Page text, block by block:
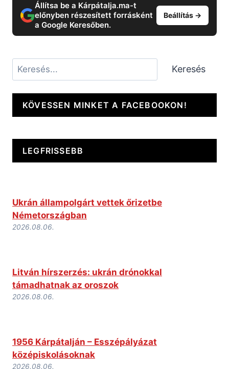
Állítsa be a Kárpátalja.ma-t
előnyben részesített forrásként
a Google Keresőben.
Beállítás →
Keresés Keresés
KÖVESSEN MINKET A FACEBOOKON!
LEGFRISSEBB
Ukrán állampolgárt vettek őrizetbe
Németországban
2026.08.06.
Litván hírszerzés: ukrán drónokkal
támadhatnak az oroszok
2026.08.06.
1956 Kárpátalján – Esszépályázat
középiskolásoknak
2026.08.06.